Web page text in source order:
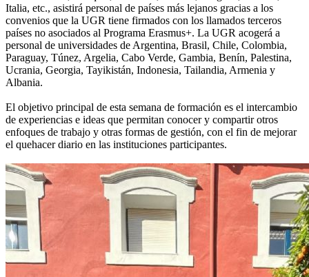
Italia, etc., asistirá personal de países más lejanos gracias a los
convenios que la UGR tiene firmados con los llamados terceros
países no asociados al Programa Erasmus+. La UGR acogerá a
personal de universidades de Argentina, Brasil, Chile, Colombia,
Paraguay, Túnez, Argelia, Cabo Verde, Gambia, Benín, Palestina,
Ucrania, Georgia, Tayikistán, Indonesia, Tailandia, Armenia y
Albania.
El objetivo principal de esta semana de formación es el intercambio
de experiencias e ideas que permitan conocer y compartir otros
enfoques de trabajo y otras formas de gestión, con el fin de mejorar
el quehacer diario en las instituciones participantes.